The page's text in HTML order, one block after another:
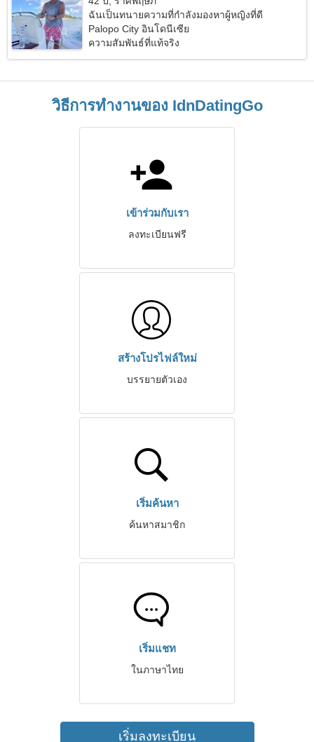
ฉันเป็นทนายความที่กำลังมองหาผู้หญิงที่ดี
Palopo City อินโดนีเซีย
ความสัมพันธ์ที่แท้จริง
วิธีการทำงานของ IdnDatingGo
เข้าร่วมกับเรา
ลงทะเบียนฟรี
สร้างโปรไฟล์ใหม่
บรรยายตัวเอง
เริ่มค้นหา
ค้นหาสมาชิก
เริ่มแชท
ในภาษาไทย
เริ่มลงทะเบียน